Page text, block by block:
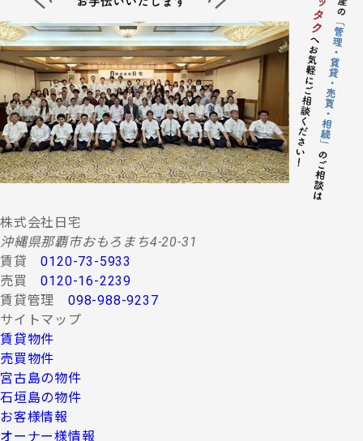
代理、紹介、入居申込結果等の連絡、信用情報機
関への信用照会、物件の管理等に関する契約その
他取り決め事項の履行に必要な範囲における利用
並びに当社及び当社グループ会社（アパマンショ
ップ本部及び加盟企業を含む：以下同じ）が提供
する情報・サービスの提供。
(２) 当社グループ会社によるコンサルティング、調査
等に関する契約その他取り決め事項の履行に必要
な範囲における利用並びに情報・サービスの提
供。
(３) 当社グループ会社における広告・宣伝、その他当
社グループ会社より発送されるダイレクトメール
又は、Ｅ-mail、Ｗｅｂサイト等を利用した情報サ
ービスの提供。
(４) 当社グループ会社が行う顧客動向調査、市場調
査、商品開発等の分析データ並びに広告反響等の
各種調査。
(５) 前各項に定める利用目的の達成に必要な範囲にお
ける個人情報の第三者提供。
４.お客様の個人情報の第三者への提供
第三者への提供にあたっては、機密保持のために必要な
措置を講じます。なお、上記利用目的の達成に必要な範
囲内において業務委託先に情報を提供する場合など、法
令に反しない範囲で停止請求をお受けできないことがあ
ります。 お客様の個人情報は、上記利用目的のために以
下の者に対して書面または口頭もしくはその他媒体によ
株式会社日宅
沖縄県那覇市おもろまち4-20-31
賃貸0120-73-5933
売買0120-16-2239
賃貸管理 098-988-9237
サイトマップ
賃貸物件
売買物件
宮古島の物件
石垣島の物件
お客様情報
オーナー様情報